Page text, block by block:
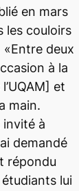
en mars
les couloirs
«Entre deux
à la
et
main.
invité à
demandé
répondu
étudiants lui